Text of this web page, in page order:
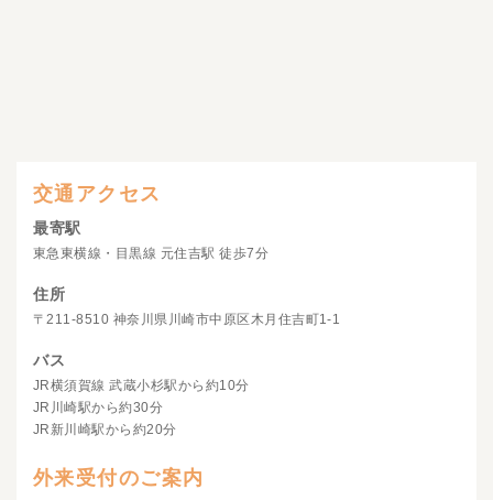
交通アクセス
最寄駅
東急東横線・目黒線 元住吉駅 徒歩7分
住所
〒211-8510 神奈川県川崎市中原区木月住吉町1-1
バス
JR横須賀線 武蔵小杉駅から約10分
JR川崎駅から約30分
JR新川崎駅から約20分
外来受付のご案内